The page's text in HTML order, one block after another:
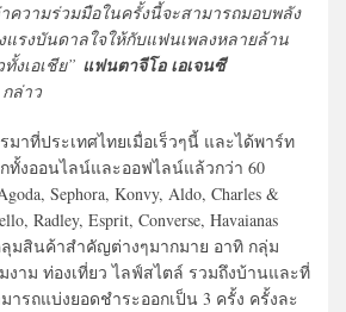
าความร่วมมือในครั้งนี้จะสามารถมอบพลัง
แรงบันดาลใจให้กับแฟนเพลงหลายล้าน
งเอเชีย” แฟนตาจีโอ เอเจนซี
กล่าว
มาที่ประเทศไทยเมื่อเร็วๆนี้ และได้พาร์ท
ทั้งออนไลน์และออฟไลน์แล้วกว่า 60
Sephora, Konvy, Aldo, Charles &
Radley, Esprit, Converse, Havaianas
มสินค้าสำคัญต่างๆมากมาย อาทิ กลุ่ม
าม ท่องเที่ยว ไลฟ์สไตล์ รวมถึงบ้านและที่
ารถแบ่งยอดชำระออกเป็น 3 ครั้ง ครั้งละ